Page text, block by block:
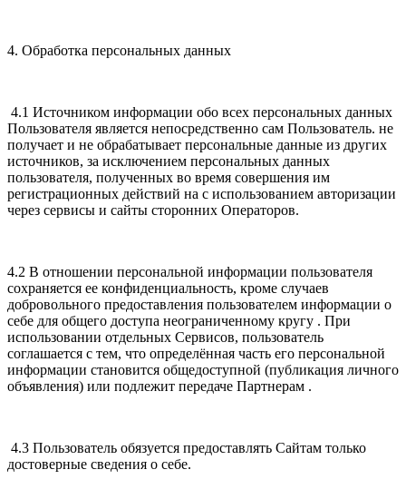
4. Обработка персональных данных
4.1 Источником информации обо всех персональных данных
Пользователя является непосредственно сам Пользователь. не
получает и не обрабатывает персональные данные из других
источников, за исключением персональных данных
пользователя, полученных во время совершения им
регистрационных действий на с использованием авторизации
через сервисы и сайты сторонних Операторов.
4.2 В отношении персональной информации пользователя
сохраняется ее конфиденциальность, кроме случаев
добровольного предоставления пользователем информации о
себе для общего доступа неограниченному кругу . При
использовании отдельных Сервисов, пользователь
соглашается с тем, что определённая часть его персональной
информации становится общедоступной (публикация личного
объявления) или подлежит передаче Партнерам .
4.3 Пользователь обязуется предоставлять Сайтам только
достоверные сведения о себе.